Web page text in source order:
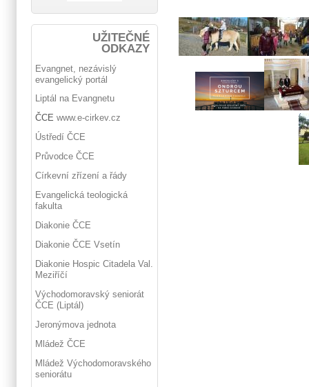
UŽITEČNÉ
ODKAZY
Evangnet, nezávislý
evangelický portál
Liptál na Evangnetu
ČCE www.e-cirkev.cz
Ústředí ČCE
Průvodce ČCE
Církevní zřízení a řády
Evangelická teologická
fakulta
Diakonie ČCE
Diakonie ČCE Vsetín
Diakonie Hospic Citadela Val.
Meziříčí
Východomoravský seniorát
ČCE (Liptál)
Jeronýmova jednota
Mládež ČCE
Mládež Východomoravského
seniorátu